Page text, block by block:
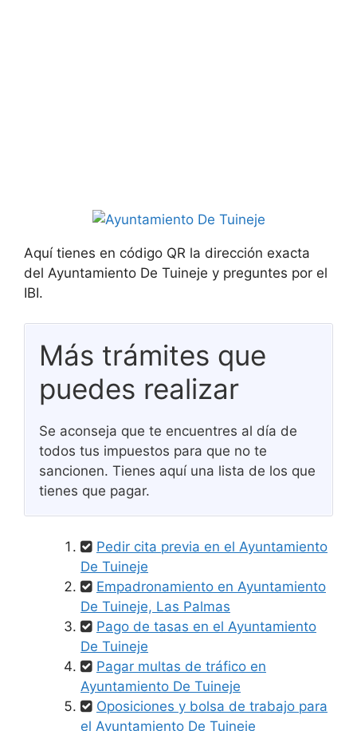
Aquí tienes en código QR la dirección exacta
del Ayuntamiento De Tuineje y preguntes por el
IBI.
Más trámites que
puedes realizar
Se aconseja que te encuentres al día de
todos tus impuestos para que no te
sancionen. Tienes aquí una lista de los que
tienes que pagar.
Pedir cita previa en el Ayuntamiento
De Tuineje
Empadronamiento en Ayuntamiento
De Tuineje, Las Palmas
Pago de tasas en el Ayuntamiento
De Tuineje
Pagar multas de tráfico en
Ayuntamiento De Tuineje
Oposiciones y bolsa de trabajo para
el Ayuntamiento De Tuineje